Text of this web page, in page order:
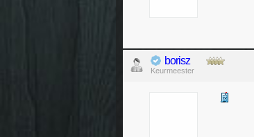
borisz
Keurmeester